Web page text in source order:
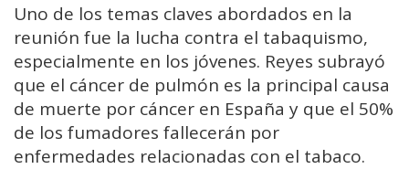
Uno de los temas claves abordados en la
reunión fue la lucha contra el tabaquismo,
especialmente en los jóvenes. Reyes subrayó
que el cáncer de pulmón es la principal causa
de muerte por cáncer en España y que el 50%
de los fumadores fallecerán por
enfermedades relacionadas con el tabaco.